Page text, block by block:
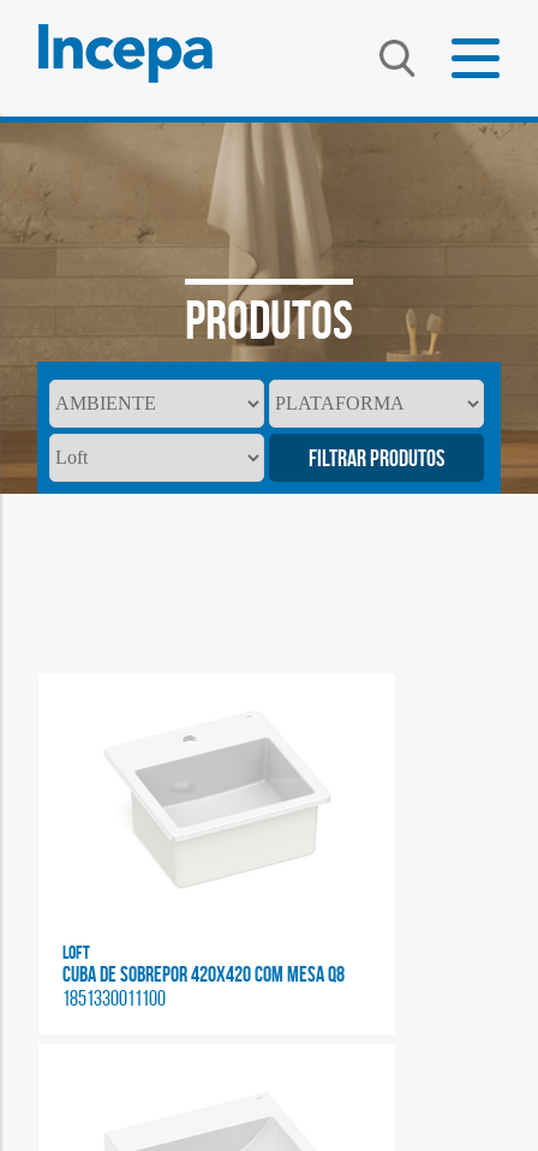
PRODUTOS
Loft
CUBA DE SOBREPOR 420X420 COM MESA Q8
1851330011100